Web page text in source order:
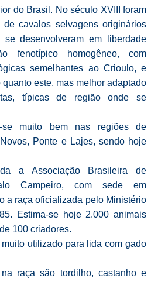
do Brasil. No século XVIII foram
de cavalos selvagens originários
desenvolveram em liberdade
fenotípico homogêneo, com
semelhantes ao Crioulo, e
este, mas melhor adaptado
típicas de região onde se
se muito bem nas regiões de
Ponte e Lajes, sendo hoje
a Associação Brasileira de
Campeiro, com sede em
a raça oficializada pelo Ministério
Estima-se hoje 2.000 animais
100 criadores.
utilizado para lida com gado
raça são tordilho, castanho e